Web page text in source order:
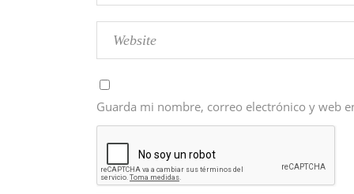
Guarda mi nombre, correo electrónico y web